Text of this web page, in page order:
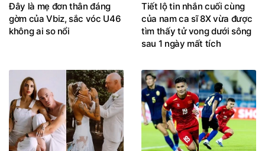
Đây là mẹ đơn thân đáng
gờm của Vbiz, sắc vóc U46
không ai so nổi
Tiết lộ tin nhắn cuối cùng
của nam ca sĩ 8X vừa được
tìm thấy tử vong dưới sông
sau 1 ngày mất tích